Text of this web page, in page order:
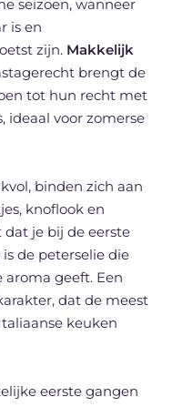
seizoen, wanneer
is en
zijn. Makkelijk
brengt de
tot hun recht met
ideaal voor zomerse
binden zich aan
knoflook en
je bij de eerste
de peterselie die
geeft. Een
dat de meest
keuken
eerste gangen